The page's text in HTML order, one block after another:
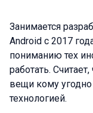
Занимается
Android с 2017
пониманию тех
работать.
вещи кому
технологией.